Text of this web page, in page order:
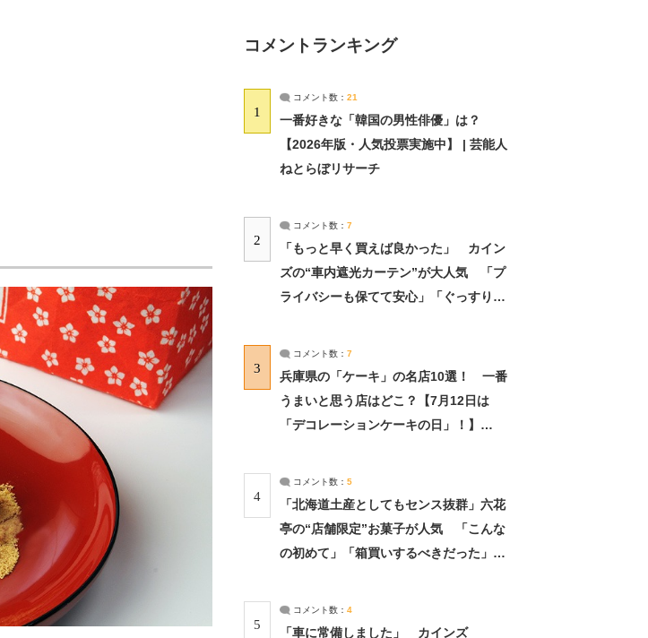
コメントランキング
1
コメント数： 21
一番好きな「韓国の男性俳優」は？
【2026年版・人気投票実施中】 | 芸能人
ねとらぼリサーチ
2
コメント数： 7
「もっと早く買えば良かった」 カイン
ズの“車内遮光カーテン”が大人気 「プ
ライバシーも保てて安心」「ぐっすり眠
3
コメント数： 7
兵庫県の「ケーキ」の名店10選！ 一番
うまいと思う店はどこ？【7月12日は
「デコレーションケーキの日」！】
4
コメント数： 5
「北海道土産としてもセンス抜群」六花
亭の“店舗限定”お菓子が人気 「こんな
の初めて」「箱買いするべきだった」
5
コメント数： 4
「車に常備しました」 カインズ